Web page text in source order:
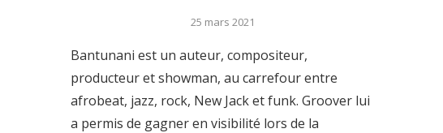
25 mars 2021
Bantunani est un auteur, compositeur,
producteur et showman, au carrefour entre
afrobeat, jazz, rock, New Jack et funk. Groover lui
a permis de gagner en visibilité lors de la